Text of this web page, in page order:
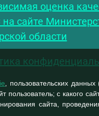
оценка
сайте
области
, пользовательских
пользователь; с какого
сайта,